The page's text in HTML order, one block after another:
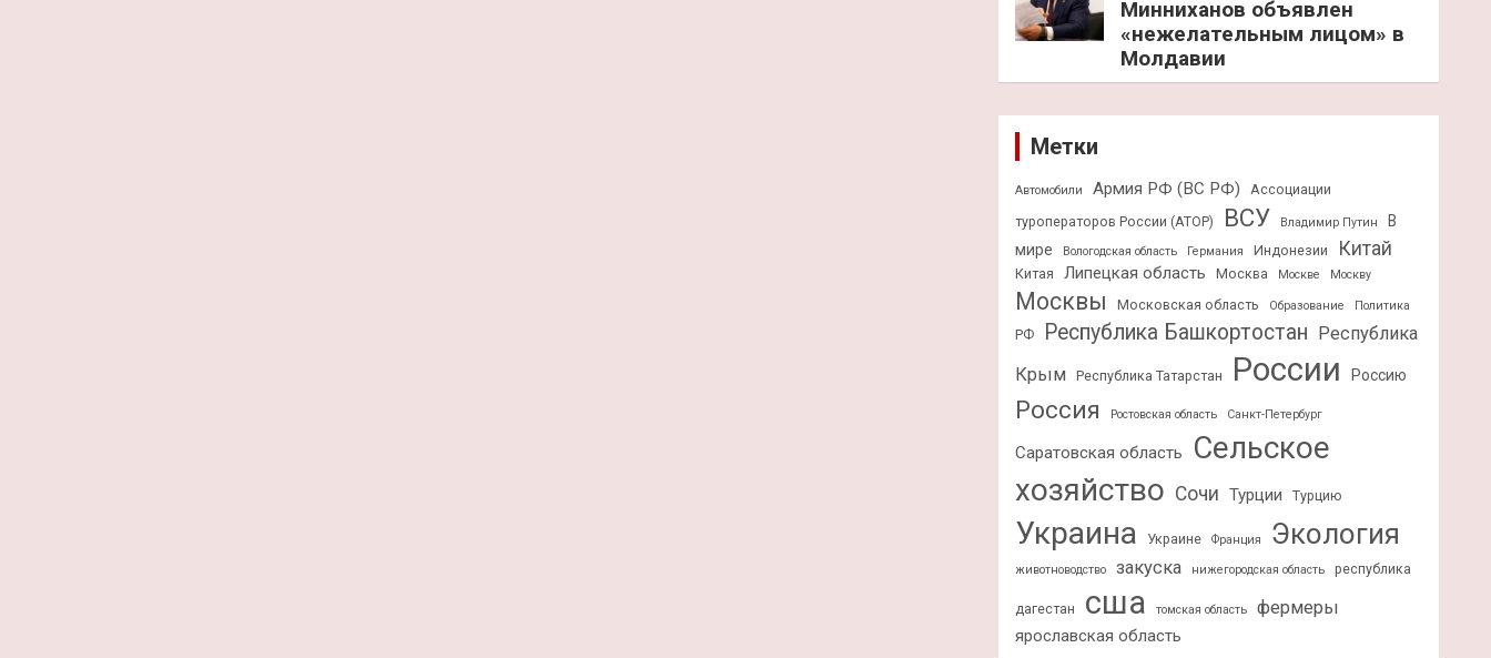
Минниханов объявлен
«нежелательным лицом» в
Молдавии
Метки
Автомобили Армия РФ (ВС РФ)
Ассоциации
туроператоров России (АТОР)
ВСУ Владимир Путин
В
мире
Вологодская область Германия Индонезии Китай
Китая Липецкая область Москва Москве Москву
Москвы Московская область Образование Политика
РФ Республика Башкортостан Республика
Крым
Республика Татарстан России Россию
Россия Ростовская область Санкт-Петербург
Саратовская область
Сельское
хозяйство Сочи Турции Турцию
Украина Украине Франция Экология
животноводство закуска нижегородская область республика
дагестан сша томская область фермеры
ярославская область